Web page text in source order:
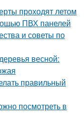
проходят летом
ПВХ панелей
и советы по
весной:
правильный
посмотреть в